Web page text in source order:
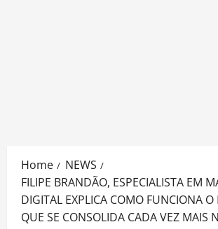
Home
NEWS
FILIPE BRANDÃO, ESPECIALISTA EM
DIGITAL EXPLICA COMO FUNCIONA O
QUE SE CONSOLIDA CADA VEZ MAIS